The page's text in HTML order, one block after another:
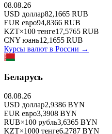
08.08.26
USD доллар82,1665 RUB
EUR евро94,8366 RUB
KZT×100 тенге17,5765 RUB
CNY юань12,1655 RUB
Курсы валют в России →
Беларусь
08.08.26
USD доллар2,9386 BYN
EUR евро3,3908 BYN
RUB×100 рубль3,6365 BYN
KZT×1000 тенге6,2787 BYN